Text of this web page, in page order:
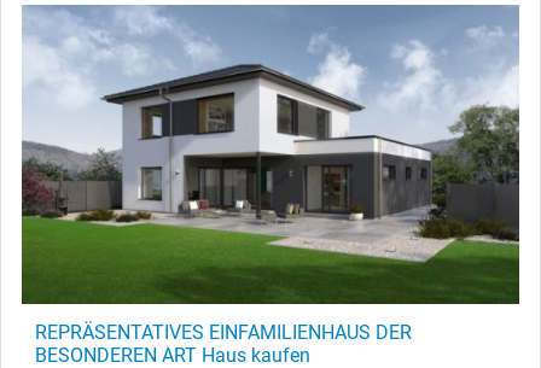
REPRÄSENTATIVES EINFAMILIENHAUS DER
BESONDEREN ART Haus kaufen